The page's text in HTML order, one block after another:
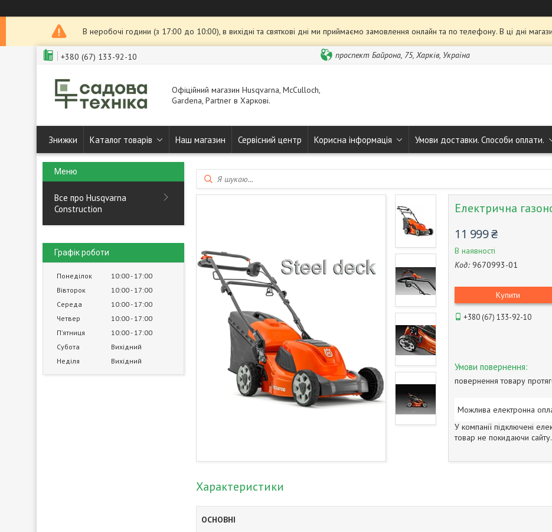
В неробочі години (з 17:00 до 10:00), в вихідні та святкові дні ми приймаємо замовлення онлайн та по телефону. В ці дні
+380 (67) 133-92-10 проспект Байрона, 75, Харків, Україна
Офіційний магазин Husqvarna, McCulloch,
Gardena, Partner в Харкові.
Знижки Каталог товарів Наш магазин Сервісний центр Корисна інформація Умови доставки. Способи оплати.
Все про Husqvarna
Construction
Графік роботи
Понеділок 10:00 17:00
Вівторок
10:00 17:00
Середа
10:00 17:00
Четвер
10:00 17:00
Пʼятниця
10:00 17:00
Субота
Вихідний
Неділя
Вихідний
Електрична
11 999 ₴
В наявності
Код: 9670993-01
Купити
+380 (67) 133-92-10
повернення товару
У компанії підключені
товар не покидаючи сайту.
Характеристики
ОСНОВНІ